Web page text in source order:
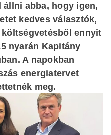
abba, hogy igen,
kedves választók,
ennyit
nyarán Kapitány
A napokban
energiatervet
meg.